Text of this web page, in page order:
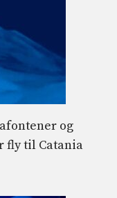
og
fly til Catania